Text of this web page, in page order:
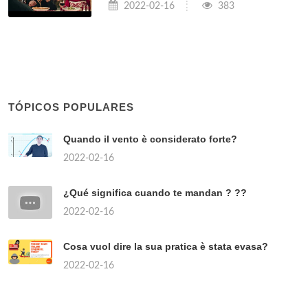
2022-02-16 383
TÓPICOS POPULARES
Quando il vento è considerato forte?
2022-02-16
¿Qué significa cuando te mandan ? ??
2022-02-16
Cosa vuol dire la sua pratica è stata evasa?
2022-02-16